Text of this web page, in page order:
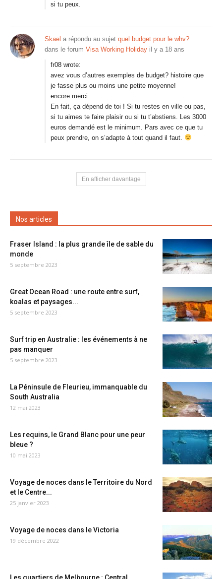
si tu peux.
Skael a répondu au sujet quel budget pour le whv?
dans le forum Visa Working Holiday il y a 18 ans
fr08 wrote:
avez vous d’autres exemples de budget? histoire que
je fasse plus ou moins une petite moyenne!
encore merci
En fait, ça dépend de toi ! Si tu restes en ville ou pas,
si tu aimes te faire plaisir ou si tu t’abstiens. Les 3000
euros demandé est le minimum. Pars avec ce que tu
peux prendre, on s’adapte à tout quand il faut.
En afficher davantage
Nos articles
Fraser Island : la plus grande île de sable du
monde
5 septembre 2023
Great Ocean Road : une route entre surf,
koalas et paysages...
5 septembre 2023
Surf trip en Australie : les événements à ne
pas manquer
5 septembre 2023
La Péninsule de Fleurieu, immanquable du
South Australia
12 mai 2023
Les requins, le Grand Blanc pour une peur
bleue ?
10 mai 2023
Voyage de noces dans le Territoire du Nord
et le Centre...
25 janvier 2023
Voyage de noces dans le Victoria
19 décembre 2022